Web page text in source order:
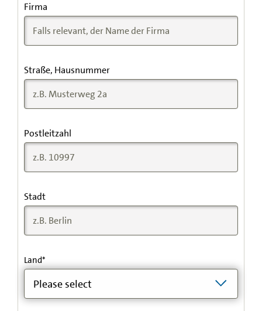
Firma
Straße, Hausnummer
Postleitzahl
Stadt
Land*